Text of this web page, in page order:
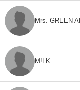
Mrs. GREEN
M!LK